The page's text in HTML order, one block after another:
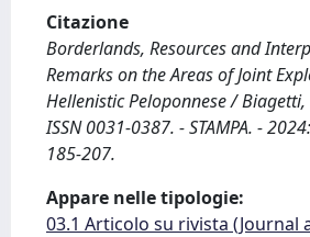
Citazione
Borderlands, Resources and
Remarks on the Areas of Joint
Hellenistic Peloponnese / Biagetti,
ISSN 0031-0387. - STAMPA. -
185-207.
Appare nelle tipologie:
03.1 Articolo su rivista (Journal